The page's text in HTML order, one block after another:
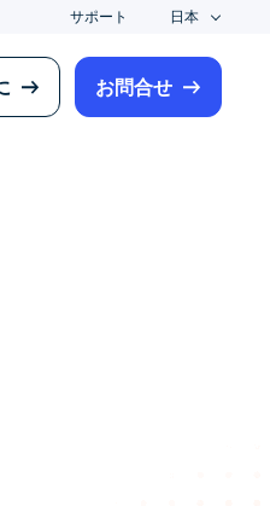
サポート 日本
お問合せ